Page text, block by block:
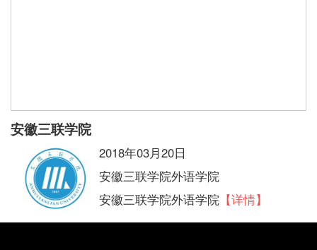
安徽三联学院
2018年03月20日
安徽三联学院外语学院
安徽三联学院外语学院 【详情】